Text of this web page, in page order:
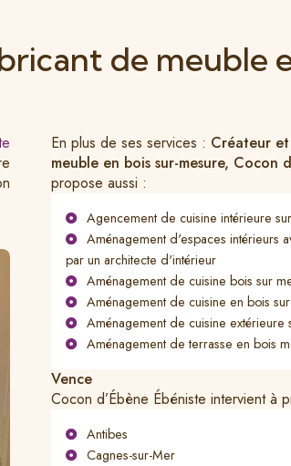
de meuble
En plus de ses services : Créateur
meuble en bois sur-mesure, Cocon
propose aussi :
Agencement de cuisine intérieure
Aménagement d'espaces intérieurs
par un architecte d'intérieur
Aménagement de cuisine bois sur
Aménagement de cuisine en bois
Aménagement de cuisine extérieure
Aménagement de terrasse en bois
Vence
Cocon d’Ébène Ébéniste intervient à
Antibes
Cagnes-sur-Mer